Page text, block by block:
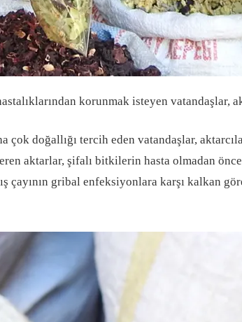
korunmak isteyen vatandaşlar,
doğallığı tercih eden vatandaşlar,
aktarlar, şifalı bitkilerin hasta olmadan
gribal enfeksiyonlara karşı kalkan